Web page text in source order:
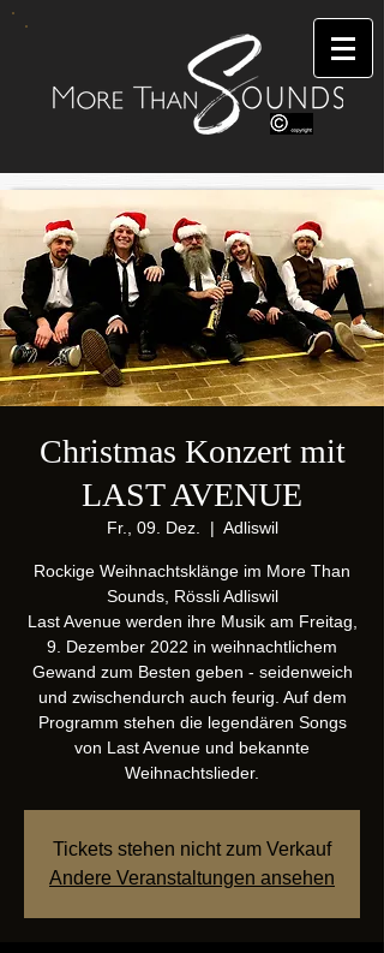
Christmas Konzert mit
LAST AVENUE
Fr., 09. Dez.
  |
Adliswil
Rockige Weihnachtsklänge im More Than
Sounds, Rössli Adliswil
Last Avenue werden ihre Musik am Freitag,
9. Dezember 2022 in weihnachtlichem
Gewand zum Besten geben - seidenweich
und zwischendurch auch feurig. Auf dem
Programm stehen die legendären Songs
von Last Avenue und bekannte
Weihnachtslieder.
Tickets stehen nicht zum Verkauf
Andere Veranstaltungen ansehen